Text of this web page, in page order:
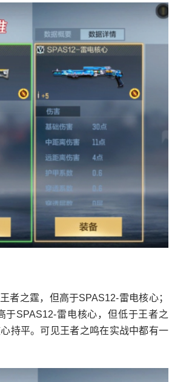
者之霆，但高于SPAS12-雷电核心；
SPAS12-雷电核心，但低于王者之
持平。可见王者之鸣在实战中都有一